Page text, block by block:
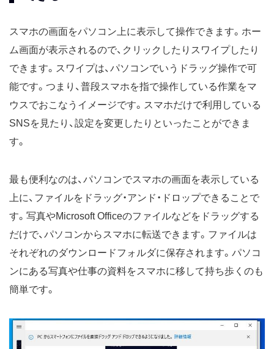
スマホの画面をパソコン上に表示して操作できます。ホー
ム画面が表示されるので、クリックしたりスワイプしたり
できます。スワイプは、パソコンでいうドラッグ操作で可
能です。つまり、普段スマホを指で操作している作業をマ
ウスでおこなうイメージです。スマホだけで利用している
SNSを見たり、設定を変更したりといったことができま
す。
最も便利なのは、パソコンでスマホの画面を表示している
上に、ファイルをドラッグ・アンド・ドロップできることで
す。写真やMicrosoft Officeのファイルなどをドラッグする
だけで、パソコンからスマホに転送できます。ファイルは
それぞれのダウンロードフォルダに保存されます。パソコ
ンにある写真や仕事の資料をスマホに移して持ち歩くのも
簡単です。